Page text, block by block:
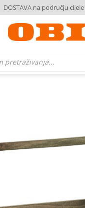
DOSTAVA na području